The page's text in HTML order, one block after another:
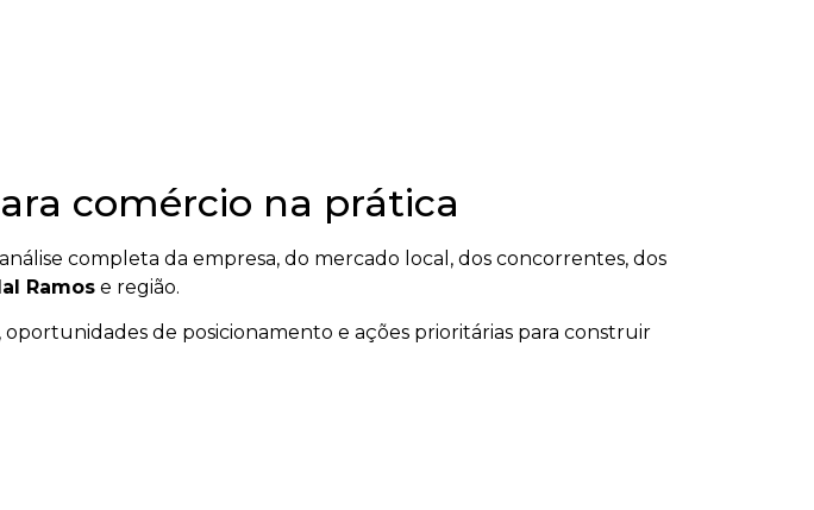
comércio na prática
completa da empresa, do mercado local, dos concorrentes, dos
Ramos e região.
de posicionamento e ações prioritárias para construir